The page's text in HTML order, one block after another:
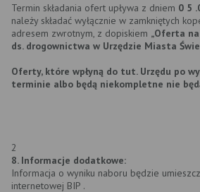
Termin składania ofert upływa z dniem 0 5
należy składać wyłącznie w zamkniętych
adresem zwrotnym, z dopiskiem „Oferta
ds. drogownictwa w Urzędzie Miasta
Oferty, które wpłyną do tut. Urzędu po
terminie albo będą niekompletne nie
2
8. Informacje dodatkowe:
Informacja o wyniku naboru będzie
internetowej BIP .